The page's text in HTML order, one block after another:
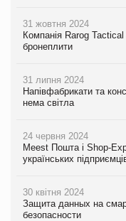
31 жовтня 2024
Компанія Rarog Tactical
бронеплити
31 липня 2024
Напівфабрикати та
нема світла
24 червня 2024
Meest Пошта і Shop-
українських
30 квітня 2024
Защита данных на
безопасности